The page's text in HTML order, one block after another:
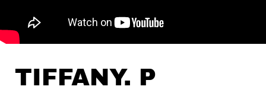
TIFFANY. P